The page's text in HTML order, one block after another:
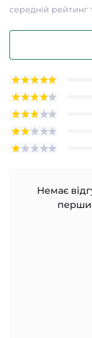
середній рейтинг
Немає